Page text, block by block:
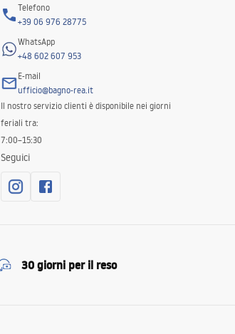
Telefono
+39 06 976 28775
WhatsApp
+48 602 607 953
E-mail
ufficio@bagno-rea.it
Il nostro servizio clienti è disponibile nei giorni
feriali tra:
7:00–15:30
Seguici
30 giorni per il reso